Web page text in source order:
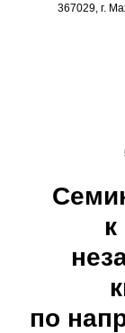
367029, г.
по